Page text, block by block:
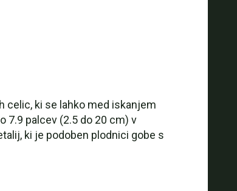
celic, ki se lahko med iskanjem
7.9 palcev (2.5 do 20 cm) v
ki je podoben plodnici gobe s